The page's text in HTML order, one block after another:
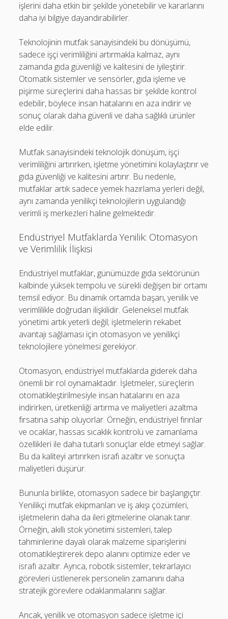
işlerini daha etkin bir şekilde yönetebilir ve kararlarını
daha iyi bilgiye dayandırabilirler.
Teknolojinin mutfak sanayisindeki bu dönüşümü,
sadece işçi verimliliğini artırmakla kalmaz, aynı
zamanda gıda güvenliği ve kalitesini de iyileştirir.
Otomatik sistemler ve sensörler, gıda işleme ve
pişirme süreçlerini daha hassas bir şekilde kontrol
edebilir, böylece insan hatalarını en aza indirir ve
sonuç olarak daha güvenli ve daha sağlıklı ürünler
elde edilir.
Mutfak sanayisindeki teknolojik dönüşüm, işçi
verimliliğini artırırken, işletme yönetimini kolaylaştırır ve
gıda güvenliği ve kalitesini artırır. Bu nedenle,
mutfaklar artık sadece yemek hazırlama yerleri değil,
aynı zamanda yenilikçi teknolojilerin uygulandığı
verimli iş merkezleri haline gelmektedir.
Endüstriyel Mutfaklarda Yenilik: Otomasyon
ve Verimlilik İlişkisi
Endüstriyel mutfaklar, günümüzde gıda sektörünün
kalbinde yüksek tempolu ve sürekli değişen bir ortamı
temsil ediyor. Bu dinamik ortamda başarı, yenilik ve
verimlilikle doğrudan ilişkilidir. Geleneksel mutfak
yönetimi artık yeterli değil; işletmelerin rekabet
avantajı sağlaması için otomasyon ve yenilikçi
teknolojilere yönelmesi gerekiyor.
Otomasyon, endüstriyel mutfaklarda giderek daha
önemli bir rol oynamaktadır. İşletmeler, süreçlerin
otomatikleştirilmesiyle insan hatalarını en aza
indirirken, üretkenliği artırma ve maliyetleri azaltma
fırsatına sahip oluyorlar. Örneğin, endüstriyel fırınlar
ve ocaklar, hassas sıcaklık kontrolü ve zamanlama
özellikleri ile daha tutarlı sonuçlar elde etmeyi sağlar.
Bu da kaliteyi artırırken israfı azaltır ve sonuçta
maliyetleri düşürür.
Bununla birlikte, otomasyon sadece bir başlangıçtır.
Yenilikçi mutfak ekipmanları ve iş akışı çözümleri,
işletmelerin daha da ileri gitmelerine olanak tanır.
Örneğin, akıllı stok yönetimi sistemleri, talep
tahminlerine dayalı olarak malzeme siparişlerini
otomatikleştirerek depo alanını optimize eder ve
israfı azaltır. Ayrıca, robotik sistemler, tekrarlayıcı
görevleri üstlenerek personelin zamanını daha
stratejik görevlere odaklanmalarını sağlar.
Ancak, yenilik ve otomasyon sadece işletme içi